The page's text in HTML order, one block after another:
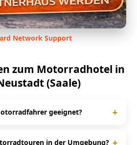
Network Support
zum Motorradhotel in
(Saale)
geeignet? +
passende Services für Biker.
in der Umgebung? +